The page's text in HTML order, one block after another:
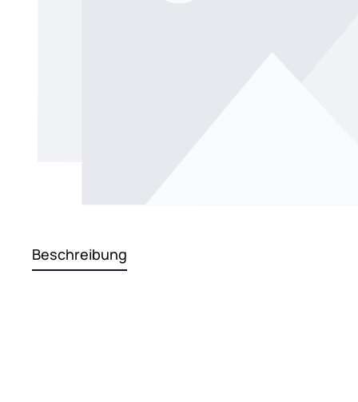
Beschreibung